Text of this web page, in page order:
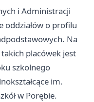
i Administracji
oddziałów o profilu
Na
placówek jest
szkolnego
im.
w Porębie.